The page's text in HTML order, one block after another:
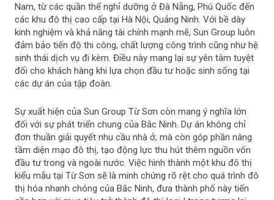
Nam, từ các quần thể nghỉ dưỡng ở Đà Nẵng, Phú Quốc đến
các khu đô thị cao cấp tại Hà Nội, Quảng Ninh. Với bề dày
kinh nghiệm và khả năng tài chính mạnh mẽ, Sun Group luôn
đảm bảo tiến độ thi công, chất lượng công trình cũng như hệ
sinh thái dịch vụ đi kèm. Điều này mang lại sự yên tâm tuyệt
đối cho khách hàng khi lựa chọn đầu tư hoặc sinh sống tại
các dự án của tập đoàn.
Sự xuất hiện của Sun Group Từ Sơn còn mang ý nghĩa lớn
đối với sự phát triển chung của Bắc Ninh. Dự án không chỉ
đơn thuần giải quyết nhu cầu nhà ở, mà còn góp phần nâng
tầm diện mạo đô thị, tạo động lực thu hút thêm nguồn vốn
đầu tư trong và ngoài nước. Việc hình thành một khu đô thị
kiểu mẫu tại Từ Sơn sẽ là minh chứng rõ rệt cho quá trình đô
thị hóa nhanh chóng của Bắc Ninh, đưa thành phố này tiến